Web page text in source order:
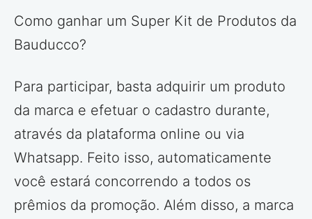
Como ganhar um Super Kit de Produtos da
Bauducco?
Para participar, basta adquirir um produto
da marca e efetuar o cadastro durante,
através da plataforma online ou via
Whatsapp. Feito isso, automaticamente
você estará concorrendo a todos os
prêmios da promoção. Além disso, a marca